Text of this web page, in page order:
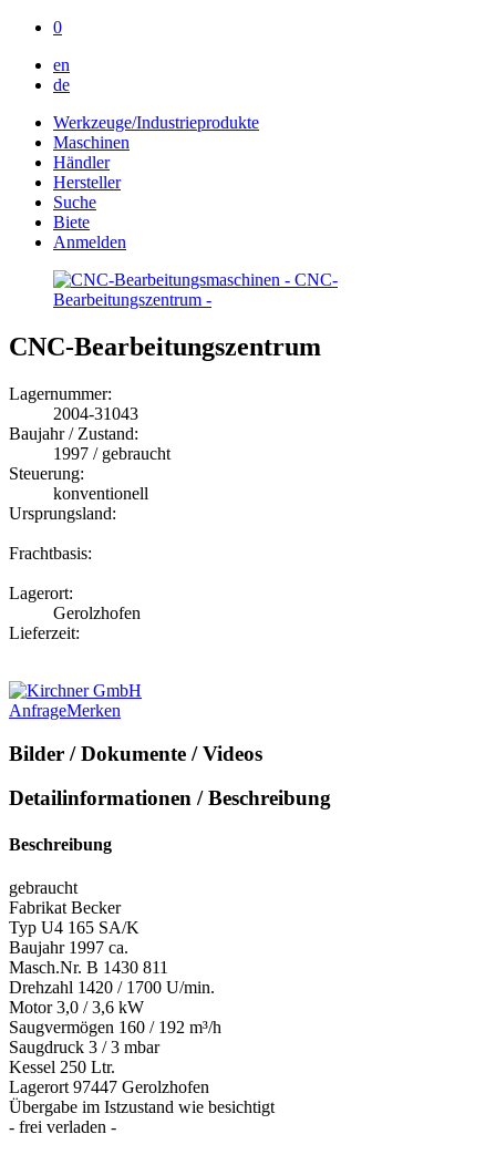
0
en
de
Werkzeuge/Industrieprodukte
Maschinen
Händler
Hersteller
Suche
Biete
Anmelden
CNC-Bearbeitungszentrum
Lagernummer:
2004-31043
Baujahr / Zustand:
1997 / gebraucht
Steuerung:
konventionell
Ursprungsland:
Frachtbasis:
Lagerort:
Gerolzhofen
Lieferzeit:
AnfrageMerken
Bilder / Dokumente / Videos
Detailinformationen / Beschreibung
Beschreibung
gebraucht
Fabrikat Becker
Typ U4 165 SA/K
Baujahr 1997 ca.
Masch.Nr. B 1430 811
Drehzahl 1420 / 1700 U/min.
Motor 3,0 / 3,6 kW
Saugvermögen 160 / 192 m³/h
Saugdruck 3 / 3 mbar
Kessel 250 Ltr.
Lagerort 97447 Gerolzhofen
Übergabe im Istzustand wie besichtigt
- frei verladen -